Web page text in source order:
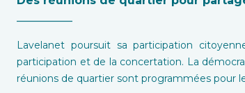
Lavelanet poursuit sa participation
participation et de la concertation. La
réunions de quartier sont programmées pour